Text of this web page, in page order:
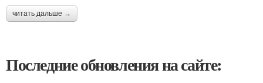
читать дальше →
Последние обновления на сайте: